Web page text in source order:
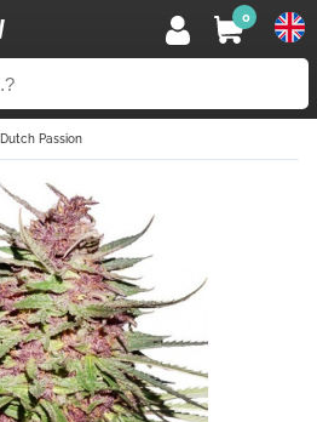
0
Dutch Passion